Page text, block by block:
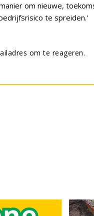
om nieuwe,
te spreiden.'
om te reageren.